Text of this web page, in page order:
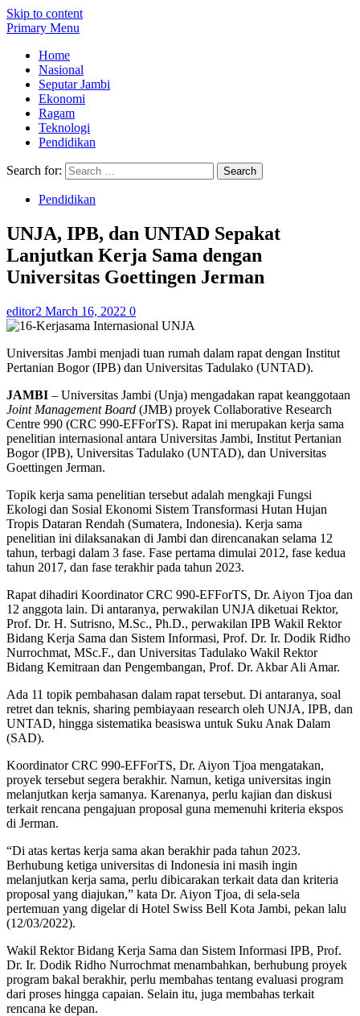
Skip to content
Primary Menu
Home
Nasional
Seputar Jambi
Ekonomi
Ragam
Teknologi
Pendidikan
Search for:
Pendidikan
UNJA, IPB, dan UNTAD Sepakat
Lanjutkan Kerja Sama dengan
Universitas Goettingen Jerman
editor2 March 16, 2022 0
Universitas Jambi menjadi tuan rumah dalam rapat dengan Institut
Pertanian Bogor (IPB) dan Universitas Tadulako (UNTAD).
JAMBI – Universitas Jambi (Unja) mengadakan rapat keanggotaan
Joint Management Board (JMB) proyek Collaborative Research
Centre 990 (CRC 990-EFForTS). Rapat ini merupakan kerja sama
penelitian internasional antara Universitas Jambi, Institut Pertanian
Bogor (IPB), Universitas Tadulako (UNTAD), dan Universitas
Goettingen Jerman.
Topik kerja sama penelitian tersebut adalah mengkaji Fungsi
Ekologi dan Sosial Ekonomi Sistem Transformasi Hutan Hujan
Tropis Dataran Rendah (Sumatera, Indonesia). Kerja sama
penelitian ini dilaksanakan di Jambi dan direncanakan selama 12
tahun, terbagi dalam 3 fase. Fase pertama dimulai 2012, fase kedua
tahun 2017, dan fase terakhir pada tahun 2023.
Rapat dihadiri Koordinator CRC 990-EFForTS, Dr. Aiyon Tjoa dan
12 anggota lain. Di antaranya, perwakilan UNJA diketuai Rektor,
Prof. Dr. H. Sutrisno, M.Sc., Ph.D., perwakilan IPB Wakil Rektor
Bidang Kerja Sama dan Sistem Informasi, Prof. Dr. Ir. Dodik Ridho
Nurrochmat, MSc.F., dan Universitas Tadulako Wakil Rektor
Bidang Kemitraan dan Pengembangan, Prof. Dr. Akbar Ali Amar.
Ada 11 topik pembahasan dalam rapat tersebut. Di antaranya, soal
retret dan teknis, sharing pembiayaan research oleh UNJA, IPB, dan
UNTAD, hingga sistematika beasiswa untuk Suku Anak Dalam
(SAD).
Koordinator CRC 990-EFForTS, Dr. Aiyon Tjoa mengatakan,
proyek tersebut segera berakhir. Namun, ketiga universitas ingin
melanjutkan kerja samanya. Karenanya, perlu kajian dan diskusi
terkait rencana pengajuan proposal guna memenuhi kriteria ekspos
di Jerman.
“Di atas kertas kerja sama akan berakhir pada tahun 2023.
Berhubung ketiga universitas di Indonesia ini masih ingin
melanjutkan kerja sama, perlu dibicarakan terkait data dan kriteria
proposal yang diajukan,” kata Dr. Aiyon Tjoa, di sela-sela
pertemuan yang digelar di Hotel Swiss Bell Kota Jambi, pekan lalu
(12/03/2022).
Wakil Rektor Bidang Kerja Sama dan Sistem Informasi IPB, Prof.
Dr. Ir. Dodik Ridho Nurrochmat menambahkan, berhubung proyek
program bakal berakhir, perlu membahas tentang evaluasi program
dari proses hingga capaian. Selain itu, juga membahas terkait
rencana ke depan.